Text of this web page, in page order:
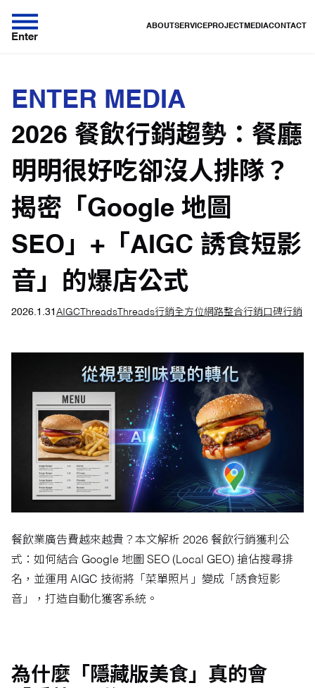
Enter
ABOUT SERVICEPROJECT MEDIACONTACT
ENTER MEDIA
2026 餐飲行銷趨勢：餐廳
明明很好吃卻沒人排隊？
揭密「Google 地圖
SEO」+「AIGC 誘食短影
音」的爆店公式
2026.1.31 AIGC Threads Threads行銷全方位網路整合行銷 口碑行銷
餐飲業廣告費越來越貴？本文解析 2026 餐飲行銷獲利公
式：如何結合 Google 地圖 SEO (Local GEO) 搶佔搜尋排
名，並運用 AIGC 技術將「菜單照片」變成「誘食短影
音」，打造自動化獲客系統。
為什麼「隱藏版美食」真的會